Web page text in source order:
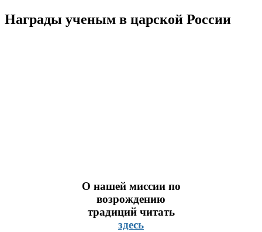
Награды ученым в царской России
О нашей миссии по
возрождению
традиций читать
здесь